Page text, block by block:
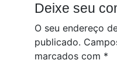
Deixe seu
O seu endereço
publicado.
marcados com *